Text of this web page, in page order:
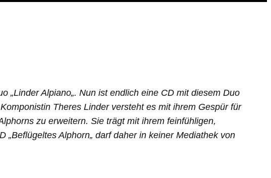
„Linder Alpiano„. Nun ist endlich eine CD mit diesem Duo
Theres Linder versteht es mit ihrem Gespür für
zu erweitern. Sie trägt mit ihrem feinfühligen,
Alphorn„ darf daher in keiner Mediathek von